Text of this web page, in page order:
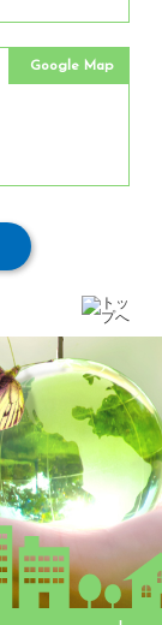
Google Map